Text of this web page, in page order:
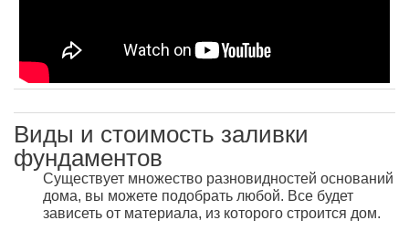
Виды и стоимость заливки
фундаментов
Существует множество разновидностей оснований
дома, вы можете подобрать любой. Все будет
зависеть от материала, из которого строится дом.